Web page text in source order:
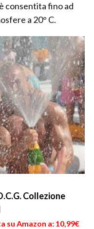
consentita fino ad
a 20° C.
Collezione
su Amazon a: 10,99€